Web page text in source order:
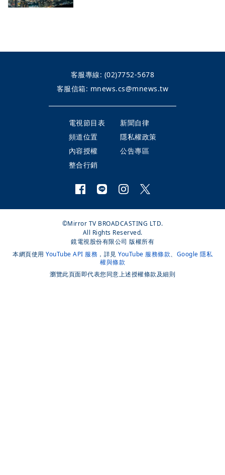
客服專線: (02)7752-5678
客服信箱: mnews.cs@mnews.tw
電視節目表
新聞自律
頻道位置
隱私權政策
內容授權
公告專區
整合行銷
©Mirror TV BROADCASTING LTD.
All Rights Reserved.
鏡電視股份有限公司 版權所有
本網頁使用 YouTube API 服務 ，詳見 YouTube 服務條款、 Google 隱私
權與條款
瀏覽此頁面即代表您同意上述授權條款及細則